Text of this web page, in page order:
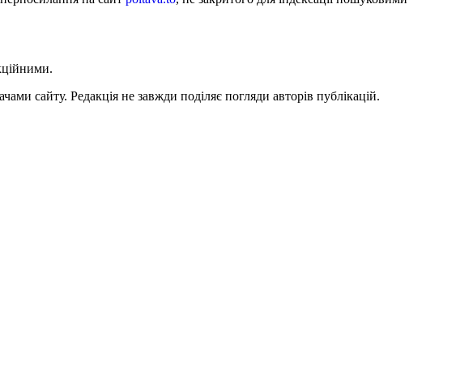
сайту. Редакція не завжди поділяє погляди авторів публікацій.